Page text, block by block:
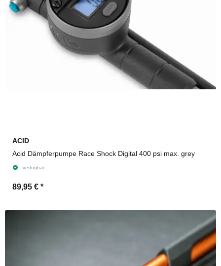
ACID
Acid Dämpferpumpe Race Shock Digital 400 psi max. grey
verfügbar
89,95 € *